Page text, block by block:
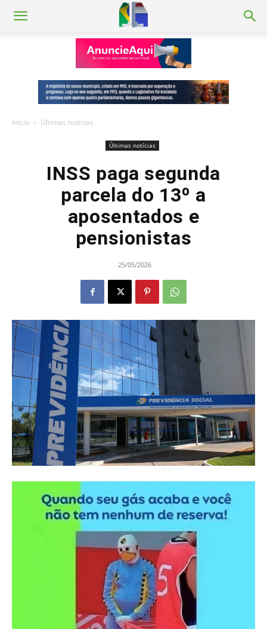
Início Últimas notícias
Últimas notícias
INSS paga segunda
parcela do 13º a
aposentados e
pensionistas
25/05/2026